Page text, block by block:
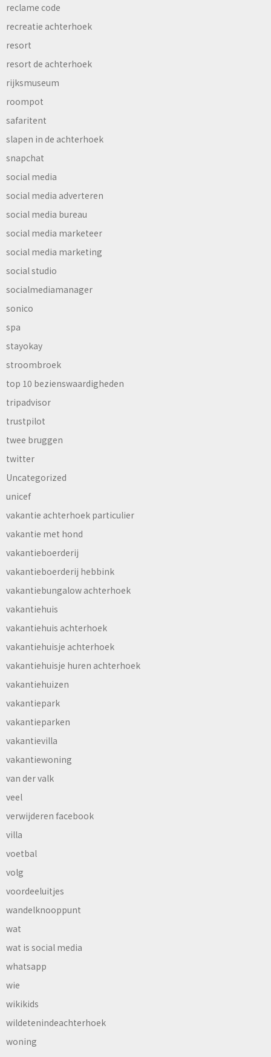
reclame code
recreatie achterhoek
resort
resort de achterhoek
rijksmuseum
roompot
safaritent
slapen in de achterhoek
snapchat
social media
social media adverteren
social media bureau
social media marketeer
social media marketing
social studio
socialmediamanager
sonico
spa
stayokay
stroombroek
top 10 bezienswaardigheden
tripadvisor
trustpilot
twee bruggen
twitter
Uncategorized
unicef
vakantie achterhoek particulier
vakantie met hond
vakantieboerderij
vakantieboerderij hebbink
vakantiebungalow achterhoek
vakantiehuis
vakantiehuis achterhoek
vakantiehuisje achterhoek
vakantiehuisje huren achterhoek
vakantiehuizen
vakantiepark
vakantieparken
vakantievilla
vakantiewoning
van der valk
veel
verwijderen facebook
villa
voetbal
volg
voordeeluitjes
wandelknooppunt
wat
wat is social media
whatsapp
wie
wikikids
wildetenindeachterhoek
woning